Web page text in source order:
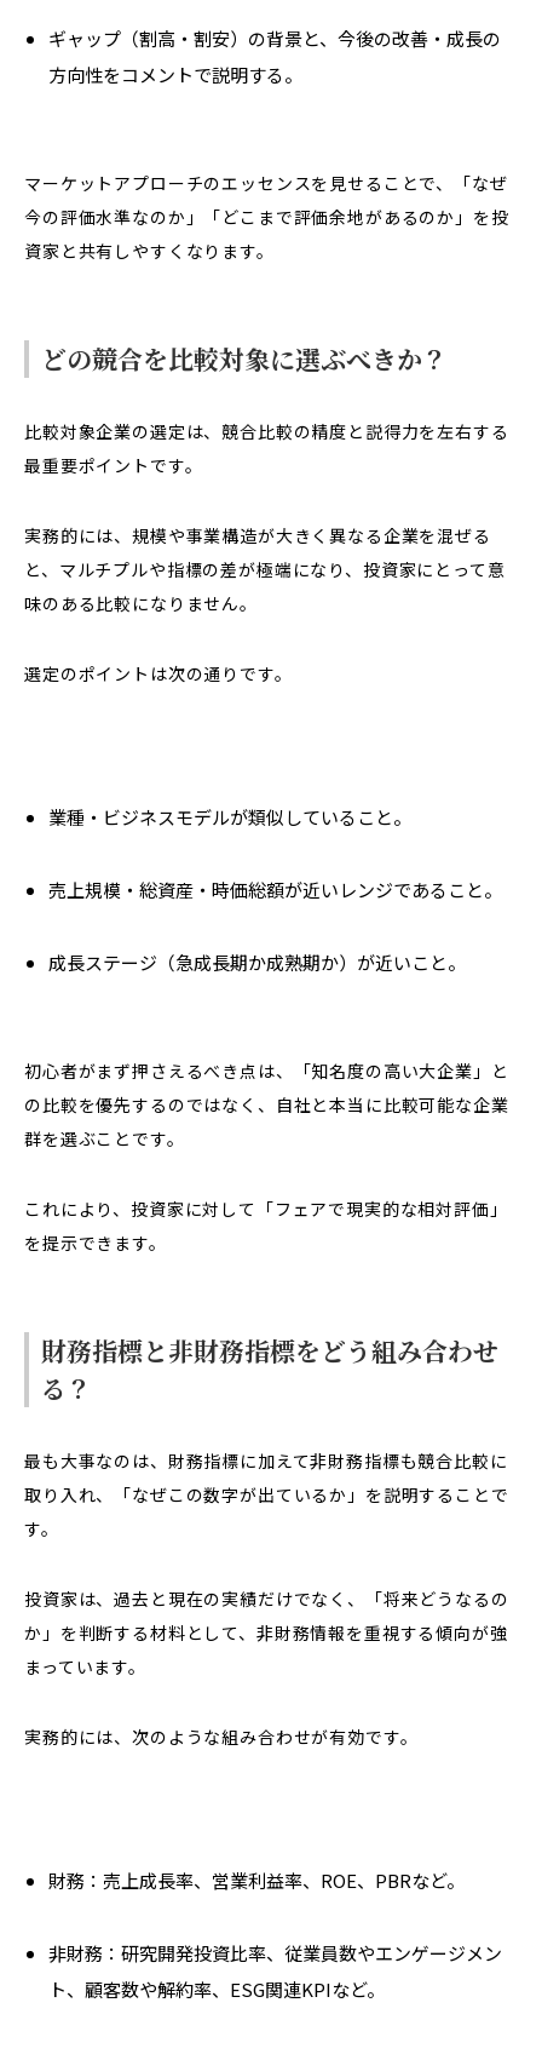
ギャップ（割高・割安）の背景と、今後の改善・成長の
方向性をコメントで説明する。
マーケットアプローチのエッセンスを見せることで、「なぜ
今の評価水準なのか」「どこまで評価余地があるのか」を投
資家と共有しやすくなります。
どの競合を比較対象に選ぶべきか？
比較対象企業の選定は、競合比較の精度と説得力を左右する
最重要ポイントです。
実務的には、規模や事業構造が大きく異なる企業を混ぜる
と、マルチプルや指標の差が極端になり、投資家にとって意
味のある比較になりません。
選定のポイントは次の通りです。
業種・ビジネスモデルが類似していること。
売上規模・総資産・時価総額が近いレンジであること。
成長ステージ（急成長期か成熟期か）が近いこと。
初心者がまず押さえるべき点は、「知名度の高い大企業」と
の比較を優先するのではなく、自社と本当に比較可能な企業
群を選ぶことです。
これにより、投資家に対して「フェアで現実的な相対評価」
を提示できます。
財務指標と非財務指標をどう組み合わせ
る？
最も大事なのは、財務指標に加えて非財務指標も競合比較に
取り入れ、「なぜこの数字が出ているか」を説明することで
す。
投資家は、過去と現在の実績だけでなく、「将来どうなるの
か」を判断する材料として、非財務情報を重視する傾向が強
まっています。
実務的には、次のような組み合わせが有効です。
財務：売上成長率、営業利益率、ROE、PBRなど。
非財務：研究開発投資比率、従業員数やエンゲージメン
ト、顧客数や解約率、ESG関連KPIなど。